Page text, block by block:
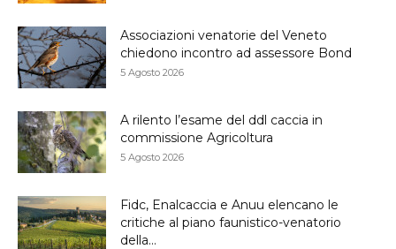
Associazioni venatorie del Veneto
chiedono incontro ad assessore Bond
5 Agosto 2026
A rilento l’esame del ddl caccia in
commissione Agricoltura
5 Agosto 2026
Fidc, Enalcaccia e Anuu elencano le
critiche al piano faunistico-venatorio
della...